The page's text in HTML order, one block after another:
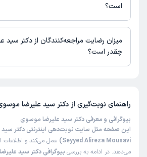
است؟
زمان نوبت‌دهی و پذیرش بیماران با هماهنگی
میزان رضایت مراجعه‌کنندگان از دکتر سید
چقدر است؟
راهنمای نوبت‌گیری از دکتر سید علیرضا
بیوگرافی و معرفی دکتر سید علیرضا موسوی
Seyyed Alireza Mousavi)
عمل می‌کند و اطلاعات
می‌دهد. در ادامه به بررسی بیوگرافی دکتر سید